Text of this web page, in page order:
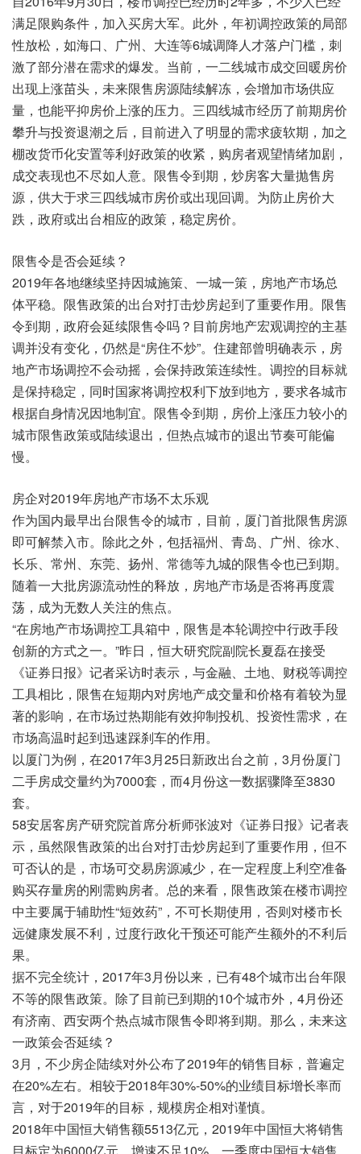
满足限购条件，加入买房大军。此外，年初调控政策的局部
性放松，如海口、广州、大连等6城调降人才落户门槛，刺
激了部分潜在需求的爆发。当前，一二线城市成交回暖房价
出现上涨苗头，未来限售房源陆续解冻，会增加市场供应
量，也能平抑房价上涨的压力。三四线城市经历了前期房价
攀升与投资退潮之后，目前进入了明显的需求疲软期，加之
棚改货币化安置等利好政策的收紧，购房者观望情绪加剧，
成交表现也不尽如人意。限售令到期，炒房客大量抛售房
源，供大于求三四线城市房价或出现回调。为防止房价大
跌，政府或出台相应的政策，稳定房价。
限售令是否会延续？
2019年各地继续坚持因城施策、一城一策，房地产市场总
体平稳。限售政策的出台对打击炒房起到了重要作用。限售
令到期，政府会延续限售令吗？目前房地产宏观调控的主基
调并没有变化，仍然是“房住不炒”。住建部曾明确表示，房
地产市场调控不会动摇，会保持政策连续性。调控的目标就
是保持稳定，同时国家将调控权利下放到地方，要求各城市
根据自身情况因地制宜。限售令到期，房价上涨压力较小的
城市限售政策或陆续退出，但热点城市的退出节奏可能偏
慢。
房企对2019年房地产市场不太乐观
作为国内最早出台限售令的城市，目前，厦门首批限售房源
即可解禁入市。除此之外，包括福州、青岛、广州、徐水、
长乐、常州、东莞、扬州、常德等九城的限售令也已到期。
随着一大批房源流动性的释放，房地产市场是否将再度震
荡，成为无数人关注的焦点。
“在房地产市场调控工具箱中，限售是本轮调控中行政手段
创新的方式之一。”昨日，恒大研究院副院长夏磊在接受
《证券日报》记者采访时表示，与金融、土地、财税等调控
工具相比，限售在短期内对房地产成交量和价格有着较为显
著的影响，在市场过热期能有效抑制投机、投资性需求，在
市场高温时起到迅速踩刹车的作用。
以厦门为例，在2017年3月25日新政出台之前，3月份厦门
二手房成交量约为7000套，而4月份这一数据骤降至3830
套。
58安居客房产研究院首席分析师张波对《证券日报》记者表
示，虽然限售政策的出台对打击炒房起到了重要作用，但不
可否认的是，市场可交易房源减少，在一定程度上利空准备
购买存量房的刚需购房者。总的来看，限售政策在楼市调控
中主要属于辅助性“短效药”，不可长期使用，否则对楼市长
远健康发展不利，过度行政化干预还可能产生额外的不利后
果。
据不完全统计，2017年3月份以来，已有48个城市出台年限
不等的限售政策。除了目前已到期的10个城市外，4月份还
有济南、西安两个热点城市限售令即将到期。那么，未来这
一政策会否延续？
3月，不少房企陆续对外公布了2019年的销售目标，普遍定
在20%左右。相较于2018年30%-50%的业绩目标增长率而
言，对于2019年的目标，规模房企相对谨慎。
2018年中国恒大销售额5513亿元，2019年中国恒大将销售